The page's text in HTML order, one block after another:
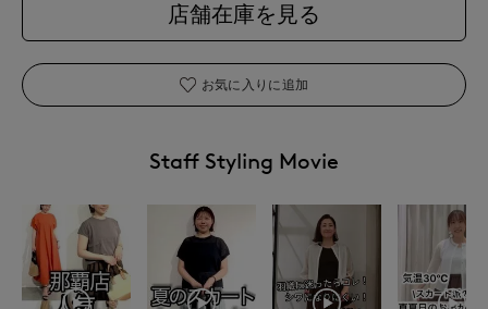
店舗在庫を見る
お気に入りに追加
Staff Styling Movie